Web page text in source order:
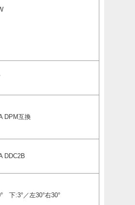
DPM互換
DDC2B
下:3°／左30°右30°